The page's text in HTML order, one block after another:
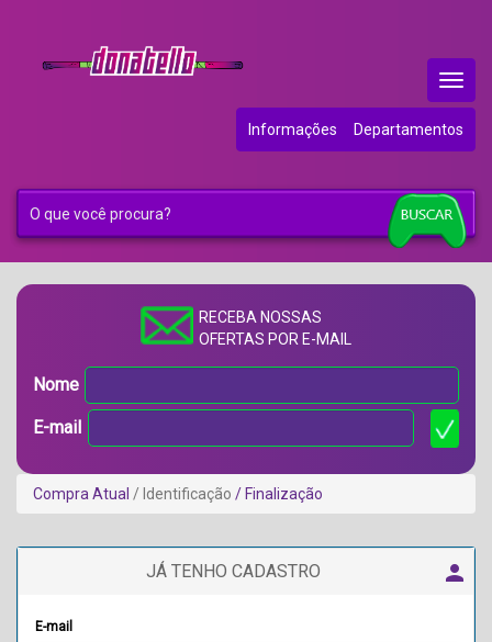
Menu
Departamentos
Informações
RECEBA NOSSAS
OFERTAS POR E-MAIL
Nome
E-mail
Compra Atual / Identificação / Finalização
JÁ TENHO CADASTRO 
E-mail